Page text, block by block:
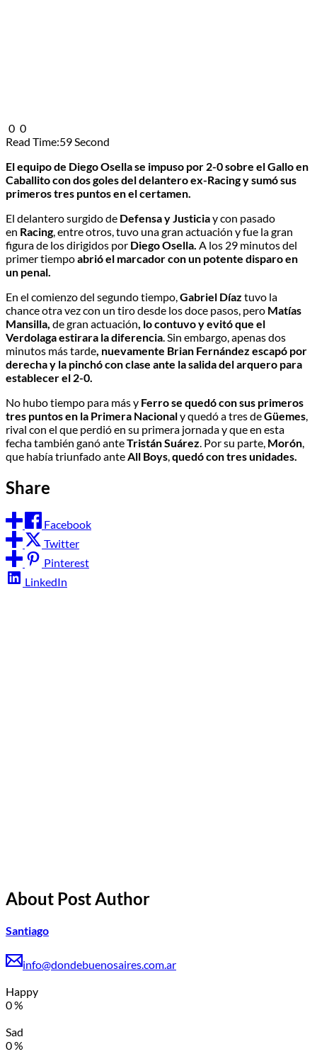
0 0
Read Time:59 Second
El equipo de Diego Osella se impuso por 2-0 sobre el Gallo en
Caballito con dos goles del delantero ex-Racing y sumó sus
primeros tres puntos en el certamen.
El delantero surgido de Defensa y Justiciay con pasado
en Racing, entre otros, tuvo una gran actuación y fue la gran
figura de los dirigidos por Diego Osella. A los 29 minutos del
primer tiempoabrió el marcador con un potente disparo en
un penal.
En el comienzo del segundo tiempo,Gabriel Díaz tuvo la
chance otra vez con un tiro desde los doce pasos, pero Matías
Mansilla, de gran actuación, lo contuvo y evitó que el
Verdolaga estirara la diferencia. Sin embargo, apenas dos
minutos más tarde, nuevamente Brian Fernández escapó por
derecha y la pinchó con clase ante la salida del arquero para
establecer el 2-0.
No hubo tiempo para más y Ferro se quedó con sus primeros
tres puntos en la Primera Nacionaly quedó a tres deGüemes,
rival con el que perdió en su primera jornada y que en esta
fecha también ganó anteTristán Suárez. Por su parte, Morón,
que había triunfado anteAll Boys,quedó con tres unidades.
Share
Facebook
Twitter
Pinterest
LinkedIn
About Post Author
Santiago
info@dondebuenosaires.com.ar
Happy
0%
Sad
0%